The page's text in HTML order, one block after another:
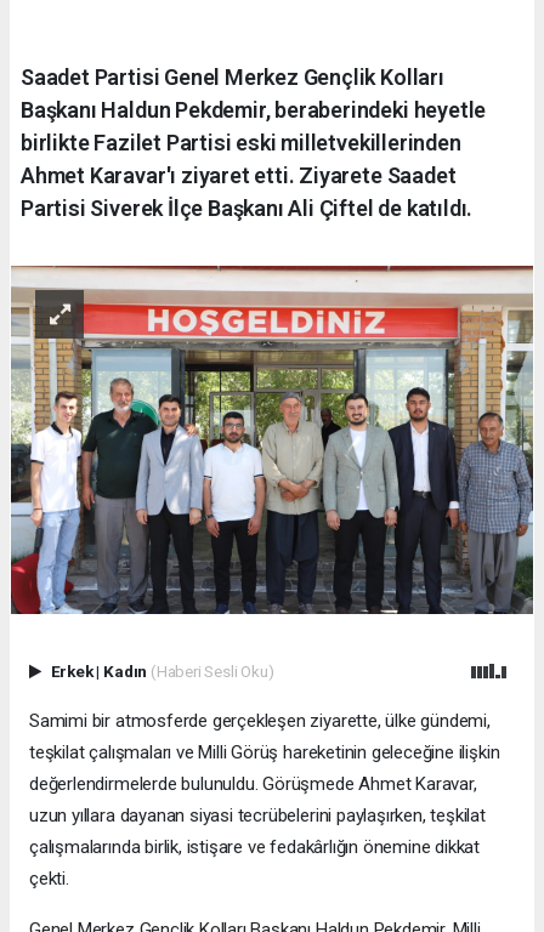
Saadet Partisi Genel Merkez Gençlik Kolları
Başkanı Haldun Pekdemir, beraberindeki heyetle
birlikte Fazilet Partisi eski milletvekillerinden
Ahmet Karavar'ı ziyaret etti. Ziyarete Saadet
Partisi Siverek İlçe Başkanı Ali Çiftel de katıldı.
Erkek| Kadın (Haberi Sesli Oku)
Samimi bir atmosferde gerçekleşen ziyarette, ülke gündemi,
teşkilat çalışmaları ve Milli Görüş hareketinin geleceğine ilişkin
değerlendirmelerde bulunuldu. Görüşmede Ahmet Karavar,
uzun yıllara dayanan siyasi tecrübelerini paylaşırken, teşkilat
çalışmalarında birlik, istişare ve fedakârlığın önemine dikkat
çekti.